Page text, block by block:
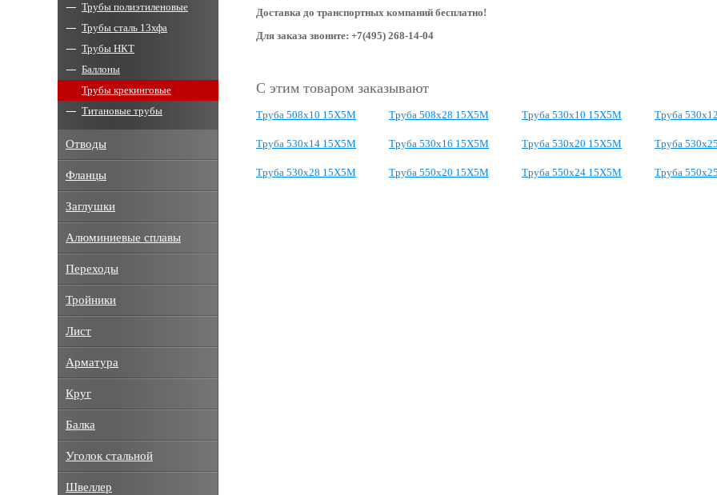
Доставка до транспортных компаний бесплатно!
Для заказа звоните: +7(495) 268-14-04
С этим товаром заказывают
Труба 508х10 15Х5М Труба 508х28 15Х5М Труба 530х10 15Х5М Труба
Труба 530х14 15Х5М Труба 530х16 15Х5М Труба 530х20 15Х5М Труба
Труба 530х28 15Х5М Труба 550х20 15Х5М Труба 550х24 15Х5М Труба
Трубы полиэтиленовые
Трубы сталь 13хфа
Трубы НКТ
Баллоны
Трубы крекинговые
Титановые трубы
Отводы
Фланцы
Заглушки
Алюминиевые сплавы
Переходы
Тройники
Лист
Арматура
Круг
Балка
Уголок стальной
Швеллер